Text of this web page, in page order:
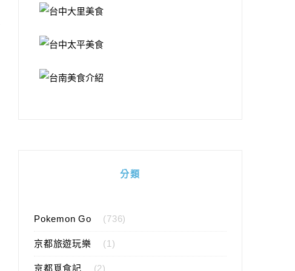
分類
Pokemon Go (736)
京都旅遊玩樂 (1)
京都覓食記 (2)